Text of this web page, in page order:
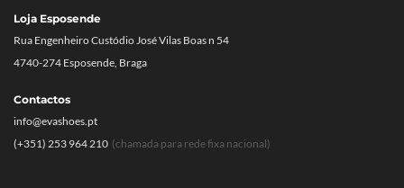
Loja Esposende
Rua Engenheiro Custódio José Vilas Boas n 54
4740-274 Esposende, Braga
Contactos
info@evashoes.pt
(+351) 253 964 210 (chamada para rede fixa nacional)